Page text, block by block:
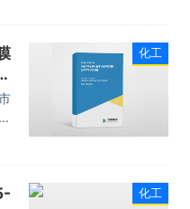
化工
化工